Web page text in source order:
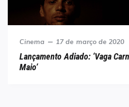
Category
Cinema
Posted
17 de março de 2020
Lançamento Adiado: ‘Vaga
Maio’